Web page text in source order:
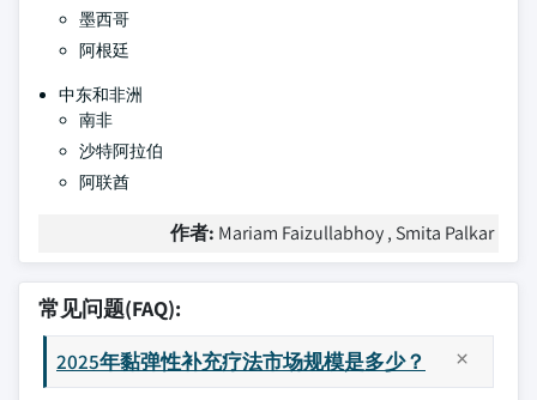
墨西哥
阿根廷
中东和非洲
南非
沙特阿拉伯
阿联酋
作者: Mariam Faizullabhoy , Smita Palkar
常见问题(FAQ):
2025年黏弹性补充疗法市场规模是多少？